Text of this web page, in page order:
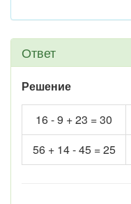
Ответ
Решение
16 - 9 + 23 = 30
56 + 14 - 45 = 25